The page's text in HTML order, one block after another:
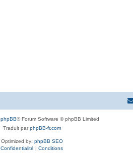
phpBB® Forum Software © phpBB Limited
Traduit parphpBB-fr.com
Optimized by: phpBB SEO
Confidentialité | Conditions